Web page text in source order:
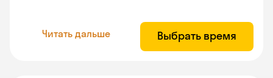
Читать дальше Выбрать время